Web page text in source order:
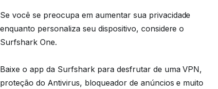
Se você se preocupa em aumentar sua privacidade
enquanto personaliza seu dispositivo, considere o
Surfshark One.
Baixe o app da Surfshark para desfrutar de uma VPN,
proteção do Antivirus, bloqueador de anúncios e muito